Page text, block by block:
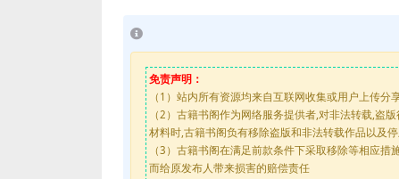
免责声明：
（1）站内所有资源均来自互联网收集或用户上传分
（2）古籍书阁作为网络服务提供者,对非法转载,盗
材料时,古籍书阁负有移除盗版和非法转载作品以及
（3）古籍书阁在满足前款条件下采取移除等相应
而给原发布人带来损害的赔偿责任